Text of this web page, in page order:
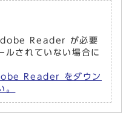
Reader が必要
ルされていない場合に
Reader をダウン
。